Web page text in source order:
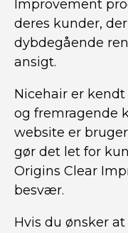
Improvement
deres kunder,
dybdegående
ansigt.
Nicehair er
og fremragende
website er
gør det let for
Origins Clear
besvær.
Hvis du ønsker